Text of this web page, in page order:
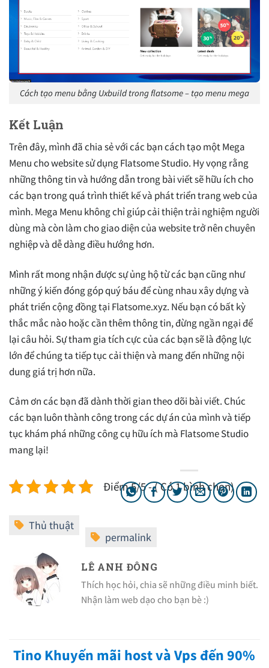
Cách tạo menu bằng Uxbuild trong flatsome – tạo menu mega
Kết Luận
Trên đây, mình đã chia sẻ với các bạn cách tạo một Mega
Menu cho website sử dụng Flatsome Studio. Hy vọng rằng
những thông tin và hướng dẫn trong bài viết sẽ hữu ích cho
các bạn trong quá trình thiết kế và phát triển trang web của
mình. Mega Menu không chỉ giúp cải thiện trải nghiệm người
dùng mà còn làm cho giao diện của website trở nên chuyên
nghiệp và dễ dàng điều hướng hơn.
Mình rất mong nhận được sự ủng hộ từ các bạn cũng như
những ý kiến đóng góp quý báu để cùng nhau xây dựng và
phát triển cộng đồng tại Flatsome.xyz. Nếu bạn có bất kỳ
thắc mắc nào hoặc cần thêm thông tin, đừng ngần ngại để
lại câu hỏi. Sự tham gia tích cực của các bạn sẽ là động lực
lớn để chúng ta tiếp tục cải thiện và mang đến những nội
dung giá trị hơn nữa.
Cảm ơn các bạn đã dành thời gian theo dõi bài viết. Chúc
các bạn luôn thành công trong các dự án của mình và tiếp
tục khám phá những công cụ hữu ích mà Flatsome Studio
mang lại!
Điểm 5/5 - ( Có 1 bình chọn)
LÊ ANH ĐÔNG
Thích học hỏi, chia sẽ những điều minh biết.
Nhận làm web dạo cho bạn bè :)
Tino Khuyến mãi host và Vps đến 90%